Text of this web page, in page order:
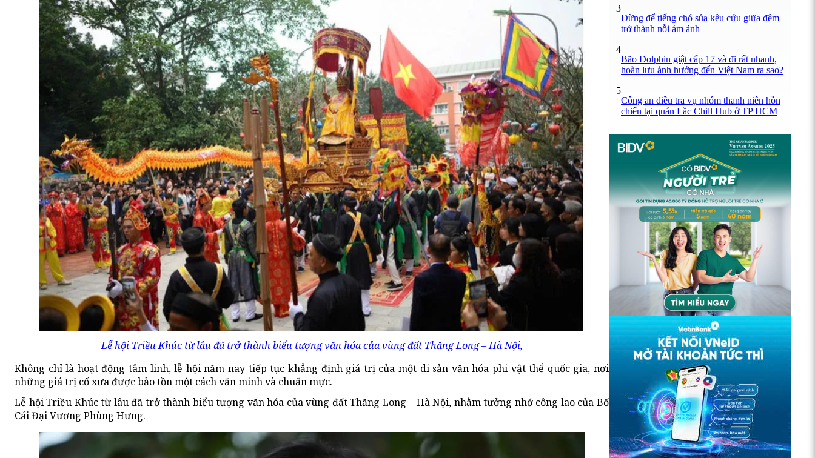
Lễ hội Triều Khúc từ lâu đã trở thành biểu tượng văn hóa của vùng đất Thăng Long – Hà Nội,
Không chỉ là hoạt động tâm linh, lễ hội năm nay tiếp tục khẳng định giá trị của một di sản văn hóa phi vật thể quốc gia, nơi
những giá trị cổ xưa được bảo tồn một cách văn minh và chuẩn mực.
Lễ hội Triều Khúc từ lâu đã trở thành biểu tượng văn hóa của vùng đất Thăng Long – Hà Nội, nhằm tưởng nhớ công lao của Bố
Cái Đại Vương Phùng Hưng.
3
Đừng để tiếng chó sủa kêu cứu giữa đêm
trở thành nỗi ám ảnh
4
Bão Dolphin giật cấp 17 và đi rất nhanh,
hoàn lưu ảnh hưởng đến Việt Nam ra sao?
5
Công an điều tra vụ nhóm thanh niên hỗn
chiến tại quán Lắc Chill Hub ở TP HCM